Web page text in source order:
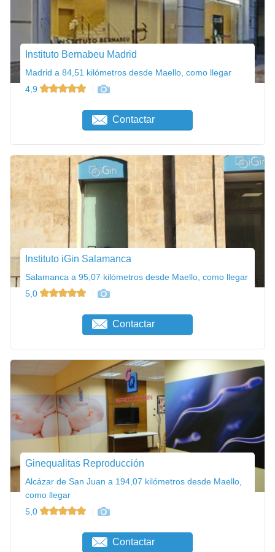
Instituto Bernabeu Madrid
Madrid a 84,51 kilómetros desde Maello, como llegar
4,9
Contactar
Instituto iGin Salamanca
Salamanca a 95,07 kilómetros desde Maello, como llegar
5,0
Contactar
Ginequalitas Reproducción
Alcázar de San Juan a 194,07 kilómetros desde Maello,
como llegar
5,0
Contactar